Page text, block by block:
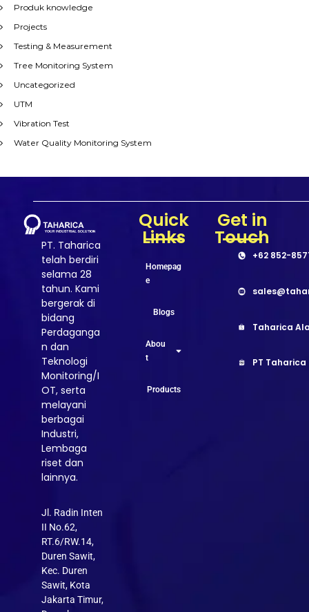
Produk knowledge
Projects
Testing & Measurement
Tree Monitoring System
Uncategorized
UTM
Vibration Test
Water Quality Monitoring System
PT. Taharica
telah berdiri
selama 28
tahun. Kami
bergerak di
bidang
Perdaganga
n dan
Teknologi
Monitoring/I
OT, serta
melayani
berbagai
Industri,
Lembaga
riset dan
lainnya.
Jl. Radin Inten
II No.62,
RT.6/RW.14,
Duren Sawit,
Kec. Duren
Sawit, Kota
Jakarta Timur,
Quick
Links
Homepag
e
Blogs
Abou
t
Products
Get in
Touch
+62 852-
Taharica
PT Taharica